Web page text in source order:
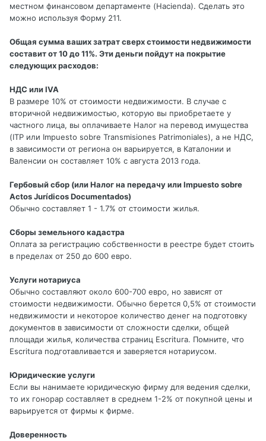
местном финансовом департаменте (Hacienda). Сделать это
можно используя Форму 211.
Общая сумма ваших затрат сверх стоимости недвижимости
составит от 10 до 11%. Эти деньги пойдут на покрытие
следующих расходов:
НДС или IVA
В размере 10% от стоимости недвижимости. В случае с
вторичной недвижимостью, которую вы приобретаете у
частного лица, вы оплачиваете Налог на перевод имущества
(ITP или Impuesto sobre Transmisiones Patrimoniales), а не НДС,
в зависимости от региона он варьируется, в Каталонии и
Валенсии он составляет 10% с августа 2013 года.
Гербовый сбор (или Налог на передачу или Impuesto sobre
Actos Jurídicos Documentados)
Обычно составляет 1 - 1.7% от стоимости жилья.
Сборы земельного кадастра
Оплата за регистрацию собственности в реестре будет стоить
в пределах от 250 до 600 евро.
Услуги нотариуса
Обычно составляют около 600-700 евро, но зависят от
стоимости недвижимости. Обычно берется 0,5% от стоимости
недвижимости и некоторое количество денег на подготовку
документов в зависимости от сложности сделки, общей
площади жилья, количества страниц Escritura. Помните, что
Escritura подготавливается и заверяется нотариусом.
Юридические услуги
Если вы нанимаете юридическую фирму для ведения сделки,
то их гонорар составляет в среднем 1-2% от покупной цены и
варьируется от фирмы к фирме.
Доверенность